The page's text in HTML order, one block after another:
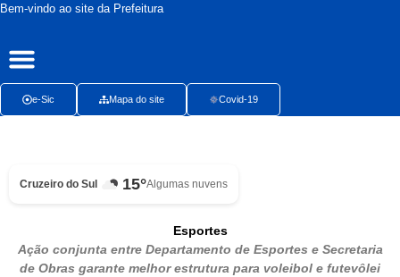
Bem-vindo ao site da Prefeitura
e-Sic Mapa do site Covid-19
Cruzeiro do Sul 15°Algumas nuvens
Esportes
Ação conjunta entre Departamento de Esportes e Secretaria
de Obras garante melhor estrutura para voleibol e futevôlei